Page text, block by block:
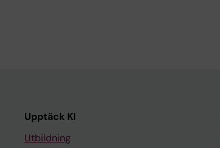
Upptäck KI
Utbildning